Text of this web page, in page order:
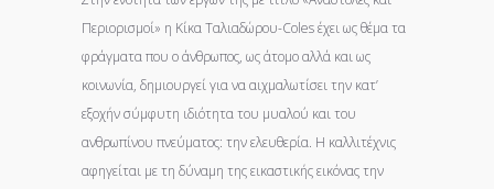
Περιορισμοί» η Κίκα Ταλιαδώρου-Coles έχει ως θέμα τα
φράγματα που ο άνθρωπος, ως άτομο αλλά και ως
κοινωνία, δημιουργεί για να αιχμαλωτίσει την κατ’
εξοχήν σύμφυτη ιδιότητα του μυαλού και του
ανθρωπίνου πνεύματος: την ελευθερία. Η καλλιτέχνις
αφηγείται με τη δύναμη της εικαστικής εικόνας την